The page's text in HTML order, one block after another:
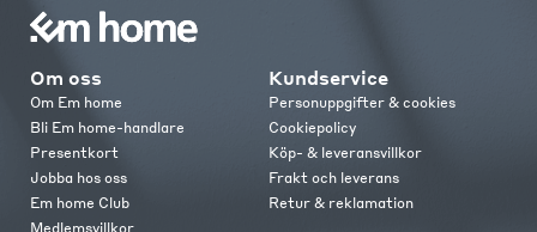
Om oss
Om Em home
Bli Em home-handlare
Presentkort
Jobba hos oss
Em home Club
Medlemsvillkor
Kundservice
Personuppgifter & cookies
Cookiepolicy
Köp- & leveransvillkor
Frakt och leverans
Retur & reklamation